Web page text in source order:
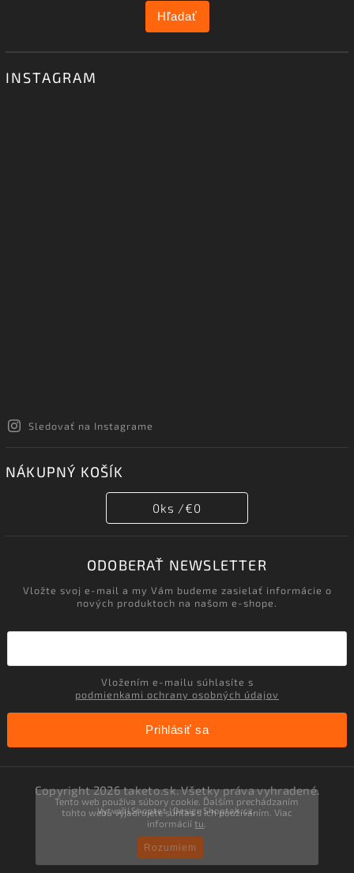
Tento web používa súbory cookie. Ďalším prechádzaním
tohto webu vyjadrujete súhlas s ich používaním. Viac
informáciítu
Rozumiem
Hľadať
INSTAGRAM
Sledovať na Instagrame
NÁKUPNÝ KOŠÍK
0ks /€0
ODOBERAŤ NEWSLETTER
Vložte svoj e-mail a my Vám budeme zasielať informácie o
nových produktoch na našom e-shope.
podmienkami ochrany osobných údajov
Prihlásiť sa
Copyright 2026taketo.sk. Všetky práva vyhradené.
VytvořilShoptet| Design Shoptak.cz.